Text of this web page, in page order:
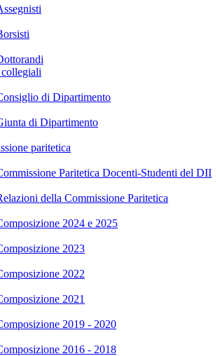
di Dipartimento
di Dipartimento
paritetica
Paritetica Docenti-Studenti del DII
della Commissione Paritetica
2024 e 2025
2023
2022
2021
2019 - 2020
2016 - 2018